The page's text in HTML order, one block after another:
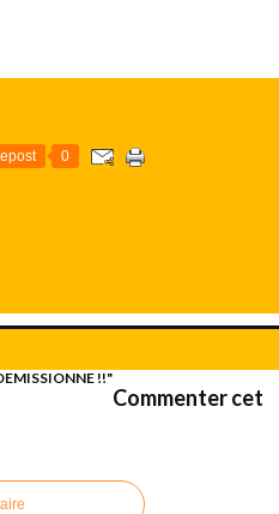
0
!!"
Commenter cet